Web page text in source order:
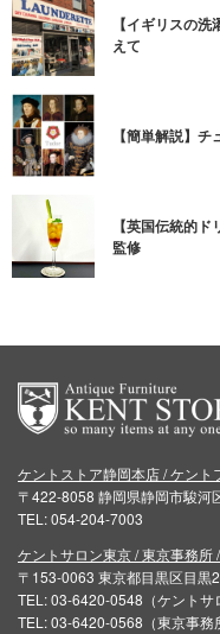
【イギリスの
えて
【簡単解説】
【英国伝統的
監修
ケントストア静岡本店 / ケント
〒422-8058 静岡県静岡市駿河
TEL: 054-204-7003
ケントサロン東京 / 東京事務所
〒153-0063 東京都目黒区目黒
TEL: 03-6420-0548（ケントサ
TEL: 03-6420-0568（東京事務